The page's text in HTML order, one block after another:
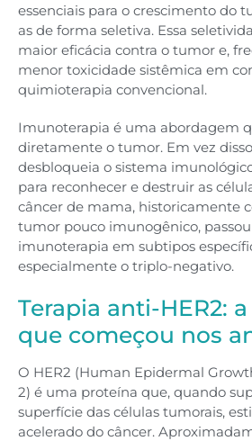
essenciais para o crescimento do
as de forma seletiva. Essa
maior eficácia contra o tumor e,
menor toxicidade sistêmica em
quimioterapia convencional.
Imunoterapia é uma abordagem
diretamente o tumor. Em vez
desbloqueia o sistema
para reconhecer e destruir as
câncer de mama, historicamente
tumor pouco imunogênico,
imunoterapia em subtipos
especialmente o triplo-negativo.
Terapia anti-HER2:
que começou nos
O HER2 (Human Epidermal
2) é uma proteína que, quando
superfície das células tumorais,
acelerado do câncer.